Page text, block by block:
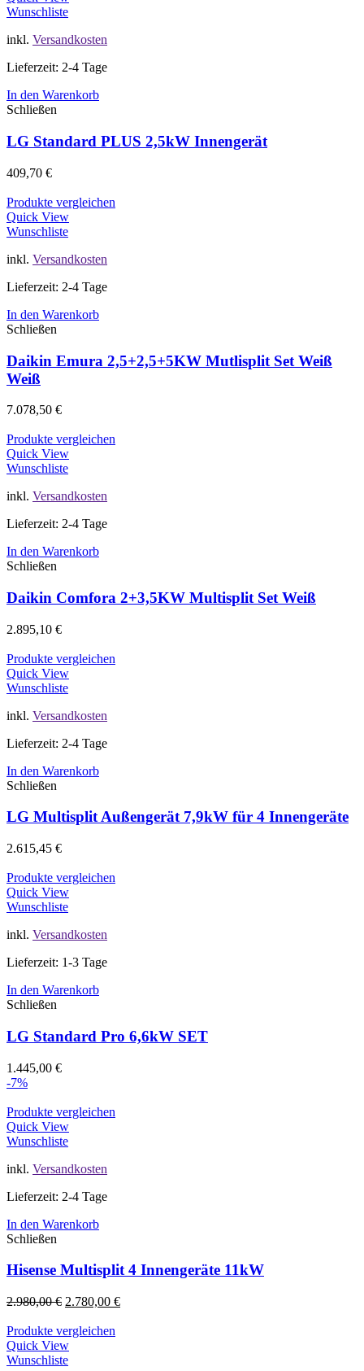
Wunschliste
inkl. Versandkosten
Lieferzeit: 2-4 Tage
In den Warenkorb
Schließen
LG Standard PLUS 2,5kW Innengerät
409,70 €
Produkte vergleichen
Quick View
Wunschliste
inkl. Versandkosten
Lieferzeit: 2-4 Tage
In den Warenkorb
Schließen
Daikin Emura 2,5+2,5+5KW Mutlisplit Set Weiß
Weiß
7.078,50 €
Produkte vergleichen
Quick View
Wunschliste
inkl. Versandkosten
Lieferzeit: 2-4 Tage
In den Warenkorb
Schließen
Daikin Comfora 2+3,5KW Multisplit Set Weiß
2.895,10 €
Produkte vergleichen
Quick View
Wunschliste
inkl. Versandkosten
Lieferzeit: 2-4 Tage
In den Warenkorb
Schließen
LG Multisplit Außengerät 7,9kW für 4 Innengeräte
2.615,45 €
Produkte vergleichen
Quick View
Wunschliste
inkl. Versandkosten
Lieferzeit: 1-3 Tage
In den Warenkorb
Schließen
LG Standard Pro 6,6kW SET
1.445,00 €
-7%
Produkte vergleichen
Quick View
Wunschliste
inkl. Versandkosten
Lieferzeit: 2-4 Tage
In den Warenkorb
Schließen
Hisense Multisplit 4 Innengeräte 11kW
2.980,00€ 2.780,00 €
Produkte vergleichen
Quick View
Wunschliste